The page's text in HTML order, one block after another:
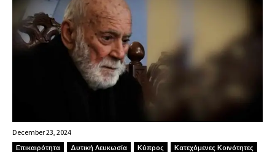
December 23, 2024
Επικαιρότητα Δυτική Λευκωσία Κύπρος
Κατεχόμενες Κοινότητες